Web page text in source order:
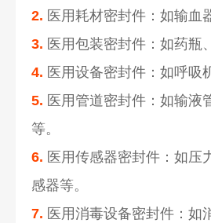
2. 医用耗材密封件：如输血
3. 医用包装密封件：如药瓶
4. 医用设备密封件：如呼吸
5. 医用管道密封件：如输液
等。
6. 医用传感器密封件：如压
感器等。
7. 医用消毒设备密封件：如